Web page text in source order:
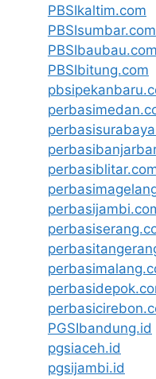
PBSIkaltim.com
PBSIsumbar.com
PBSIbaubau.com
PBSIbitung.com
PGSIbandung.id
pgsiaceh.id
pgsijambi.id